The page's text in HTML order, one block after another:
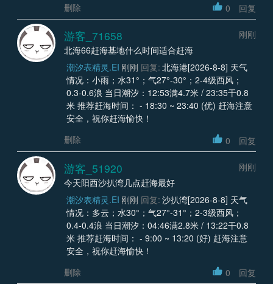
删除
0 回复
游客_71658
刚刚
北海66赶海基地什么时间适合赶海
潮汐表精灵.EI 刚刚 回复: 北海港[2026-8-8] 天气
情况：小雨；水31°；气27°-30°；2-4级西风；
0.3-0.6浪 当日潮汐：12:53满4.7米 / 23:35干0.8
米 推荐赶海时间： - 18:30 ~ 23:40 (优) 赶海注意
安全，祝你赶海愉快！
删除
0 回复
游客_51920
刚刚
今天阳西沙扒湾几点赶海最好
潮汐表精灵.EI 刚刚 回复: 沙扒湾[2026-8-8] 天气
情况：多云；水30°；气27°-31°；2-3级西风；
0.4-0.4浪 当日潮汐：04:46满2.8米 / 13:22干0.8
米 推荐赶海时间： - 9:00 ~ 13:20 (好) 赶海注意
安全，祝你赶海愉快！
删除
0 回复